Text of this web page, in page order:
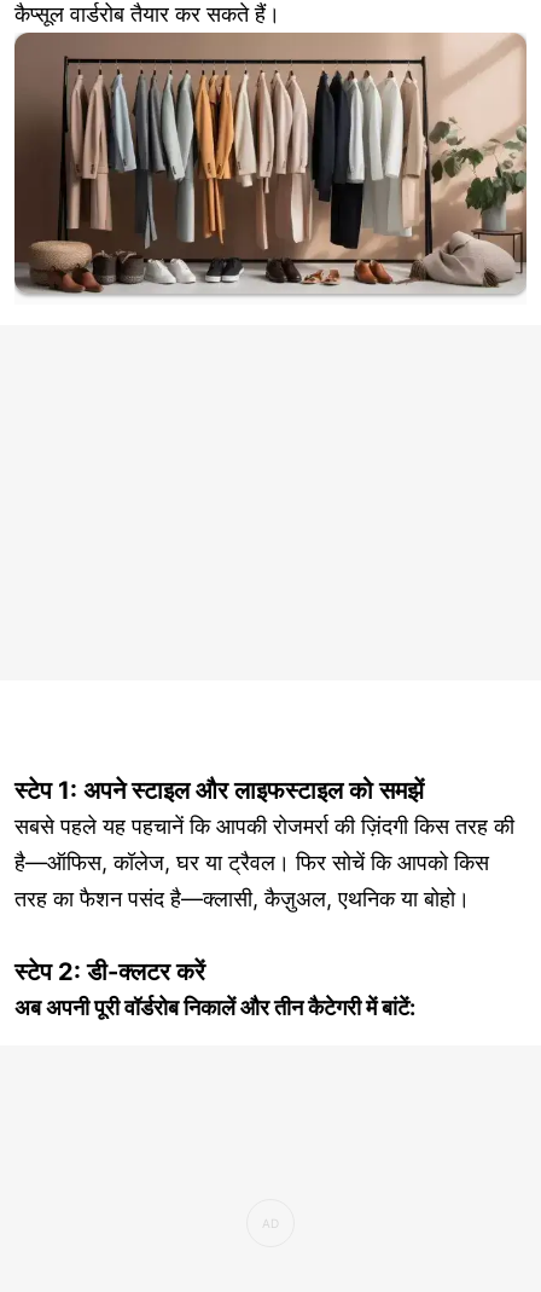
कैप्सूल वार्डरोब तैयार कर सकते हैं।
स्टेप 1: अपने स्टाइल और लाइफस्टाइल को समझें
सबसे पहले यह पहचानें कि आपकी रोजमर्रा की ज़िंदगी किस तरह की
है—ऑफिस, कॉलेज, घर या ट्रैवल। फिर सोचें कि आपको किस
तरह का फैशन पसंद है—क्लासी, कैज़ुअल, एथनिक या बोहो।
स्टेप 2: डी-क्लटर करें
अब अपनी पूरी वॉर्डरोब निकालें और तीन कैटेगरी में बांटें: